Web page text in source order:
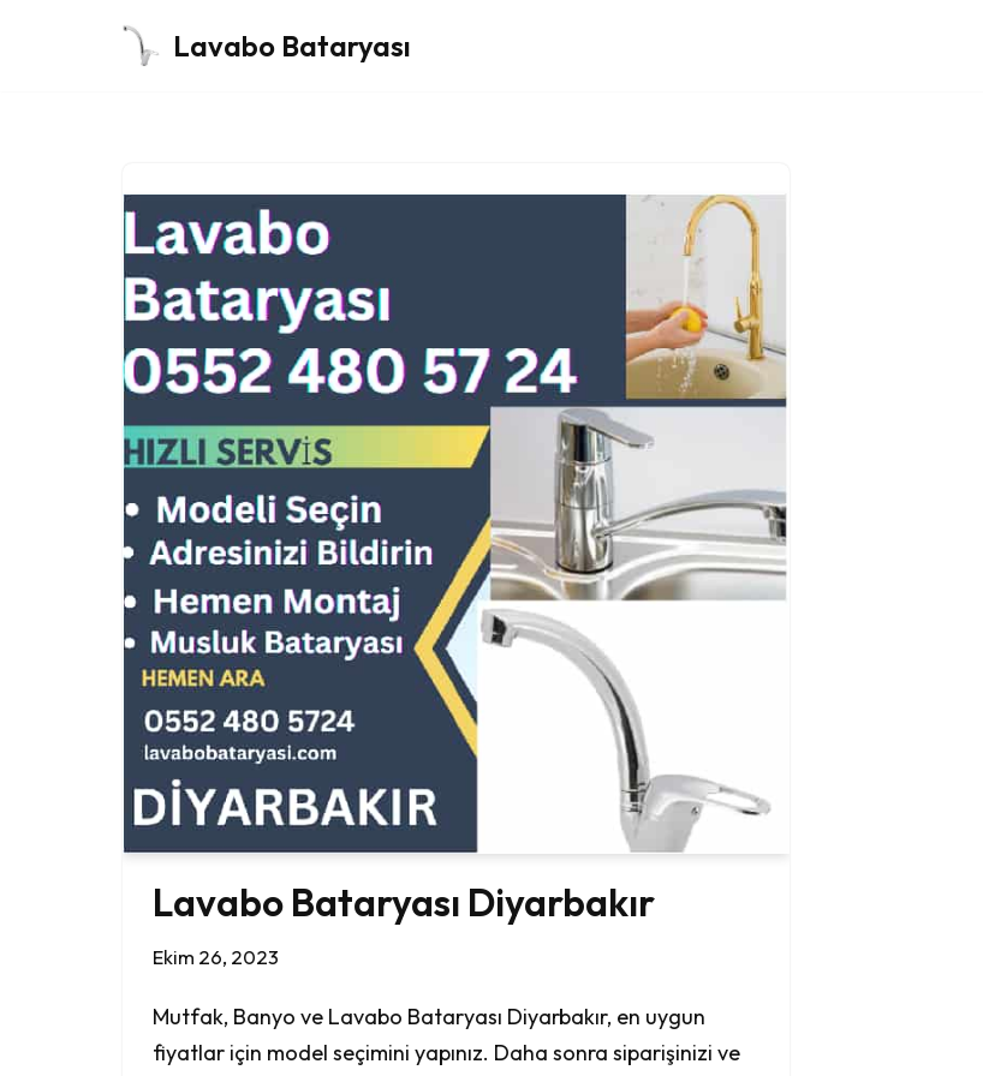
Lavabo Bataryası
Lavabo Bataryası Diyarbakır
Ekim 26, 2023
Mutfak, Banyo ve Lavabo Bataryası Diyarbakır, en uygun
fiyatlar için model seçimini yapınız. Daha sonra siparişinizi ve